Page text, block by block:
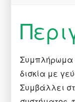
Συμπλήρωμα
δισκία με
Συμβάλλει